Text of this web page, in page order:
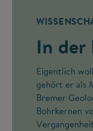
In der
Eigentlich
gehört er als
Bremer
Bohrkernen